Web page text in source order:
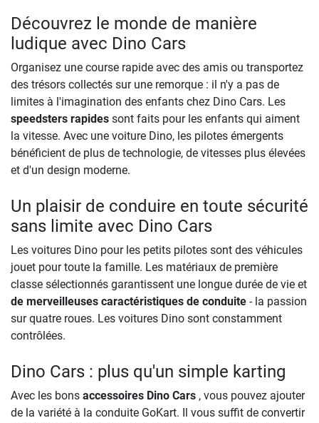
Découvrez le monde de manière
ludique avec Dino Cars
Organisez une course rapide avec des amis ou transportez
des trésors collectés sur une remorque : il n'y a pas de
limites à l'imagination des enfants chez Dino Cars. Les
speedsters rapides sont faits pour les enfants qui aiment
la vitesse. Avec une voiture Dino, les pilotes émergents
bénéficient de plus de technologie, de vitesses plus élevées
et d'un design moderne.
Un plaisir de conduire en toute sécurité
sans limite avec Dino Cars
Les voitures Dino pour les petits pilotes sont des véhicules
jouet pour toute la famille. Les matériaux de première
classe sélectionnés garantissent une longue durée de vie et
de merveilleuses caractéristiques de conduite - la passion
sur quatre roues. Les voitures Dino sont constamment
contrôlées.
Dino Cars : plus qu'un simple karting
Avec les bons accessoires Dino Cars , vous pouvez ajouter
de la variété à la conduite GoKart. Il vous suffit de convertir